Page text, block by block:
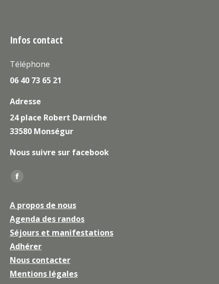
Infos contact
Téléphone
06 40 73 65 21
Adresse
24 place Robert Darniche
33580 Monségur
Nous suivre sur facebook
Trouvez nous sur :
La
Facebook
s'ouvre
dans
une
nouvelle
fenêtre
A propos de nous
Agenda des randos
Séjours et manifestations
Adhérer
Nous contacter
Mentions légales